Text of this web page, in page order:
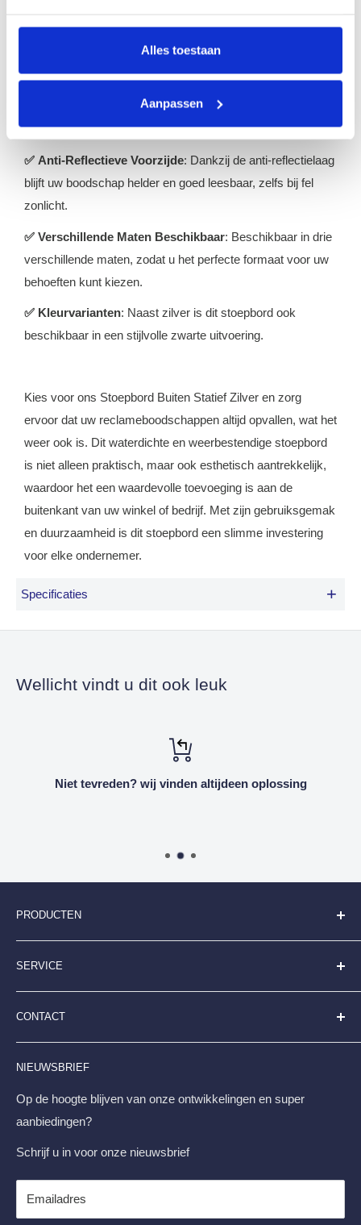
Alles toestaan
Aanpassen
afgeronde hoeken, wat zorgt voor zowel veiligheid als
✅Waterdichte Eigenschappen: Uitgerust met een
waterdichte schuimstrip en transparante panelen om uw
boodschap te beschermen tegen water en wind.
✅ Anti-Reflectieve Voorzijde: Dankzij de anti-reflectielaag
blijft uw boodschap helder en goed leesbaar, zelfs bij fel
zonlicht.
✅ Verschillende Maten Beschikbaar: Beschikbaar in drie
verschillende maten, zodat u het perfecte formaat voor uw
behoeften kunt kiezen.
✅ Kleurvarianten: Naast zilver is dit stoepbord ook
beschikbaar in een stijlvolle zwarte uitvoering.
Kies voor ons Stoepbord Buiten Statief Zilver en zorg
ervoor dat uw reclameboodschappen altijd opvallen, wat het
weer ook is. Dit waterdichte en weerbestendige stoepbord
is niet alleen praktisch, maar ook esthetisch aantrekkelijk,
waardoor het een waardevolle toevoeging is aan de
buitenkant van uw winkel of bedrijf. Met zijn gebruiksgemak
en duurzaamheid is dit stoepbord een slimme investering
voor elke ondernemer.
Specificaties +
Hoogte: 101 cm
Wellicht vindt u dit ook leuk
Niet tevreden? wij vinden altijdeen oplossing
PRODUCTEN
Kaarthouders
Kliklijsten
Digitale Displays
Stoepborden
SERVICE
Betaalmogelijkheden
Contactpagina en klantenservice
FAQ
Retourneren & Transportschade
Levertijd en Verzendkosten
Privacybeleid
Terugbetalingsbeleid
CONTACT
+31 513 - 794 595
Btw-nr. NL812547317B01
NIEUWSBRIEF
Op de hoogte blijven van onze ontwikkelingen en super
aanbiedingen?
Schrijf u in voor onze nieuwsbrief
Emailadres